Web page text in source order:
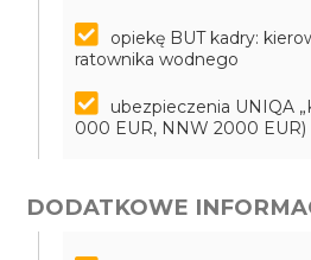
opiekę BUT kadry:
ratownika wodnego
ubezpieczenia UNIQA
000 EUR, NNW 2000 EUR)
DODATKOWE